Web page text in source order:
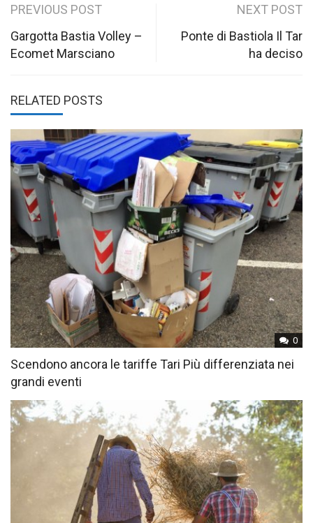
Post
navigation
PREVIOUS POST
Gargotta Bastia Volley –
Ecomet Marsciano
NEXT POST
Ponte di Bastiola Il Tar
ha deciso
RELATED POSTS
0
Scendono ancora le tariffe Tari Più differenziata nei
grandi eventi